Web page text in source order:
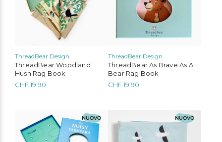
ThreadBear Design
ThreadBear Woodland
Hush Rag Book
CHF19.90
ThreadBear Design
ThreadBear As Brave As A
Bear Rag Book
CHF19.90
NUOVO NUOVO